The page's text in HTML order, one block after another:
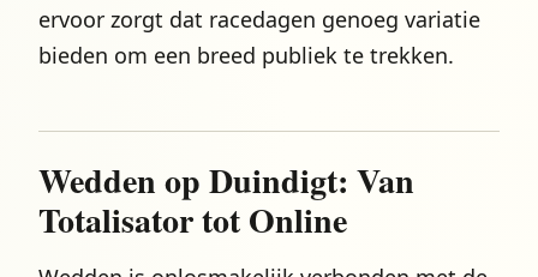
ervoor zorgt dat racedagen genoeg variatie
bieden om een breed publiek te trekken.
Wedden op Duindigt: Van
Totalisator tot Online